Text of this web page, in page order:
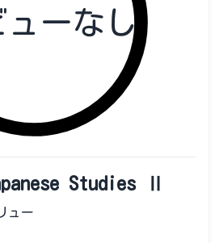
ューなし
Studies Ⅱ
ュー